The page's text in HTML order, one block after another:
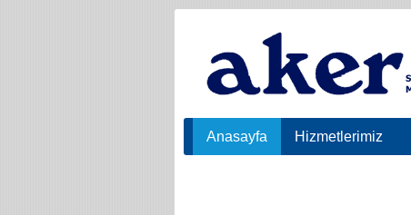
Anasayfa Hizmetlerimiz